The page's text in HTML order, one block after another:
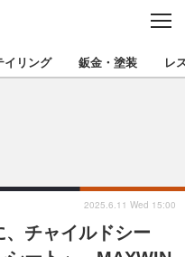
C
S
E
ショップを地域から探す
北陸
関西
イリング 鈑金・塗装 レ
チャイルドシー
2025.6.11 Wed 15:00